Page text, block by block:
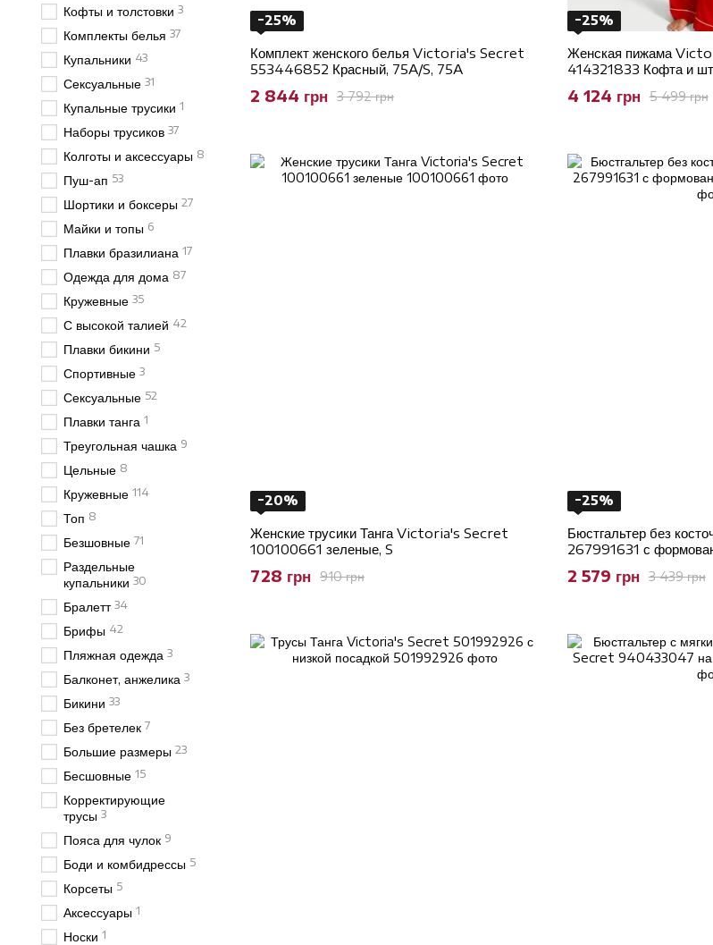
Victoria’s Secret — это не просто
ценят миллионы покупательниц по
−25%
Комплект женского белья Victoria's Secret
553446852 Красный, 75A/S, 75A
3 792 грн
2 844 грн
−25%
Женская пижама
414321833 Кофта и
5 499 грн
4 124 грн
−20%
Женские трусики Танга Victoria's Secret
100100661 зеленые, S
910 грн
728 грн
−25%
Бюстгальтер без
267991631 с
3 439 грн
2 579 грн
Кофты и толстовки 3
Комплекты белья 37
Купальники 43
Сексуальные 31
Купальные трусики 1
Наборы трусиков 37
Колготы и аксессуары 8
Пуш-ап 53
Шортики и боксеры 27
Майки и топы 6
Плавки бразилиана 17
Одежда для дома 87
Кружевные 35
С высокой талией 42
Плавки бикини 5
Спортивные 3
Сексуальные 52
Плавки танга 1
Треугольная чашка 9
Цельные 8
Кружевные 114
Топ 8
Безшовные 71
Раздельные
купальники 30
Бралетт 34
Брифы 42
Пляжная одежда 3
Балконет, анжелика 3
Бикини 33
Без бретелек 7
Большие размеры 23
Бесшовные 15
Корректирующие
трусы 3
Пояса для чулок 9
Боди и комбидрессы 5
Корсеты 5
Аксессуары 1
Носки 1